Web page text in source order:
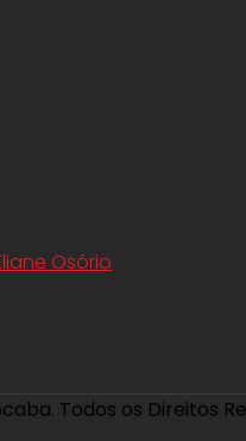
Osório
Todos os Direitos